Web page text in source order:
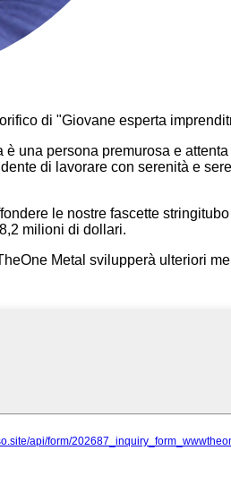
di "Giovane esperta
una persona premurosa e
di lavorare con serenità e
le nostre fascette
milioni di dollari.
Metal svilupperà ulteriori